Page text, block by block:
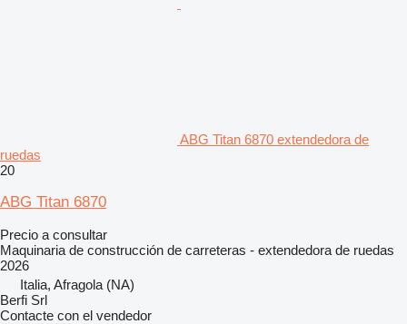
ABG Titan 6870 extendedora de
ruedas
20
ABG Titan 6870
Precio a consultar
Maquinaria de construcción de carreteras - extendedora de ruedas
2026
Italia, Afragola (NA)
Berfi Srl
Contacte con el vendedor